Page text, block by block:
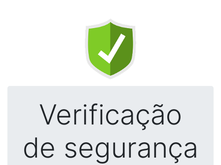
Verificação
de segurança